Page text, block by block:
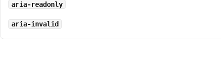
aria-readonly
aria-invalid